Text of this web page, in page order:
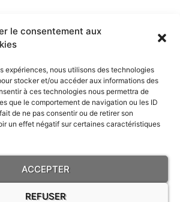
le consentement aux
expériences, nous utilisons des technologies
stocker et/ou accéder aux informations des
à ces technologies nous permettra de
que le comportement de navigation ou les ID
de ne pas consentir ou de retirer son
un effet négatif sur certaines caractéristiques
ACCEPTER
REFUSER